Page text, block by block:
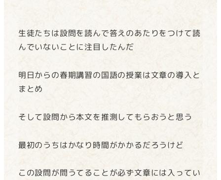
生徒たちは設問を読んで答えのあたりをつけて読
んでいないことに注目したんだ
明日からの春期講習の国語の授業は文章の導入と
まとめ
そして設問から本文を推測してもらおうと思う
最初のうちはかなり時間がかかるだろうけど
この設問が問うてることが必ず文章には入ってい